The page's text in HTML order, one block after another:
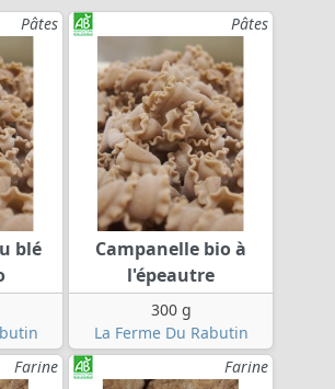
Pâtes
blé
Pâtes
Campanelle bio à
l'épeautre
300 g
La Ferme Du Rabutin
Farine
Farine